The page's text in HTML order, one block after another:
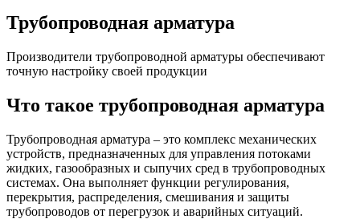
Трубопроводная арматура
Производители трубопроводной арматуры обеспечивают
точную настройку своей продукции
Что такое трубопроводная арматура
Трубопроводная арматура – это комплекс механических
устройств, предназначенных для управления потоками
жидких, газообразных и сыпучих сред в трубопроводных
системах. Она выполняет функции регулирования,
перекрытия, распределения, смешивания и защиты
трубопроводов от перегрузок и аварийных ситуаций.